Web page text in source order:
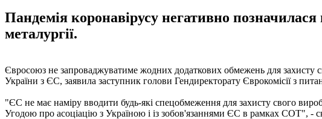
Пандемія коронавірусу негативно
металургії.
Євросоюз не запроваджуватиме жодних додаткових обмежень для захисту
України з ЄС, заявила заступник голови Гендиректорату Єврокомісії з
"ЄС не має наміру вводити будь-які спецобмеження для захисту свого
Угодою про асоціацію з Україною і із зобов'язаннями ЄС в рамках СОТ", -